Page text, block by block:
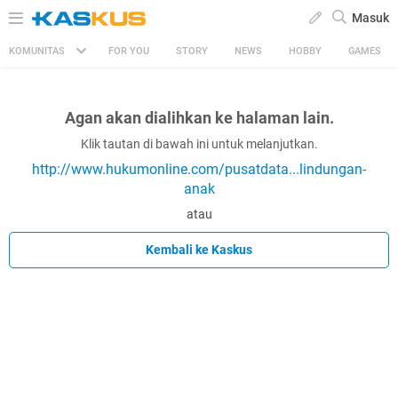
Masuk
KOMUNITAS FOR YOU STORY NEWS HOBBY GAMES
Agan akan dialihkan ke halaman lain.
Klik tautan di bawah ini untuk melanjutkan.
http://www.hukumonline.com/pusatdata...lindungan-
anak
atau
Kembali ke Kaskus